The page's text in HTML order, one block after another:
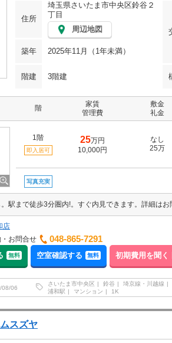
住所
埼玉県さいたま市中央区鈴谷２
丁目
周辺地図
築年 2025年11月（1年未満）
階建 3階建
階
家賃
管理費
敷金
礼金
1階
即入居可
25万円
10,000円
なし
25万
写真充実
店
お問合せ
048-865-7291
無料 空室確認する 無料 初期費用を聞く
08/06
さいたま市中央区 鈴谷 埼京線・川越線
浦和駅
マンション 1K
スズヤ